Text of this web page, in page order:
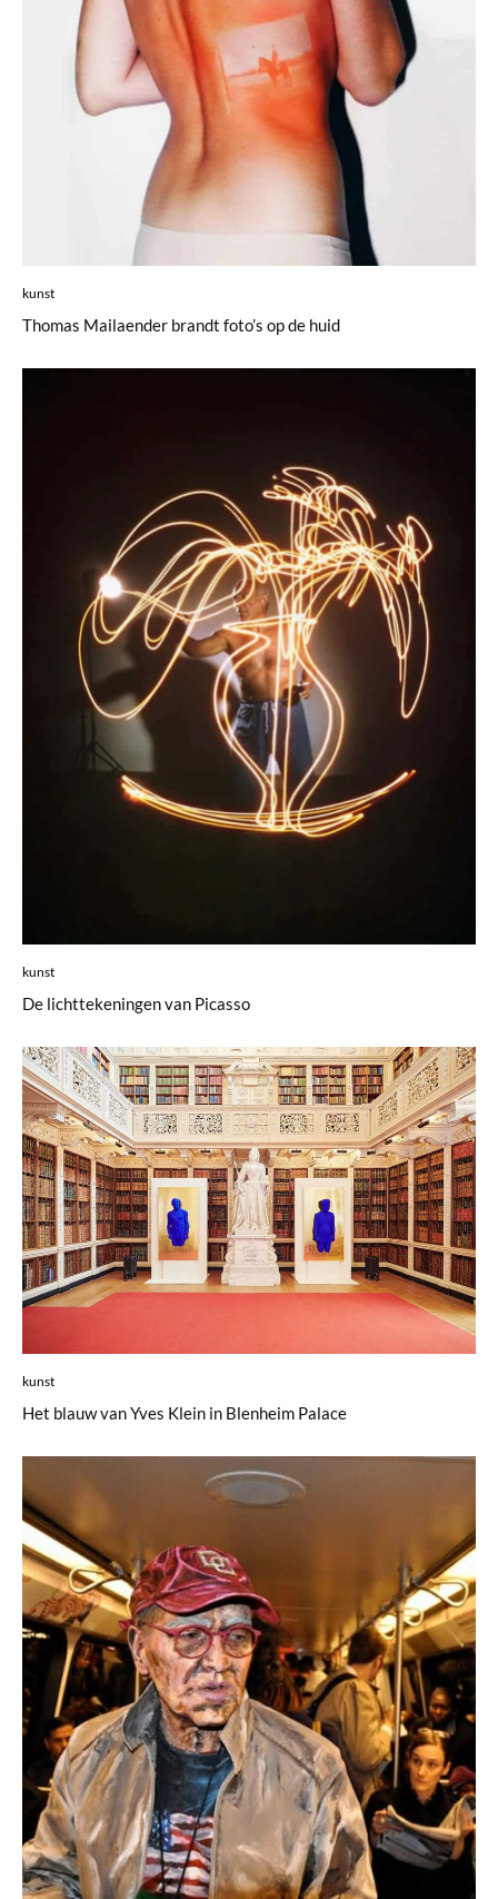
kunst
Thomas Mailaender brandt foto’s op de huid
kunst
De lichttekeningen van Picasso
kunst
Het blauw van Yves Klein in Blenheim Palace